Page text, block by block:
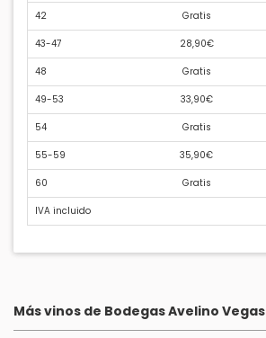
42 Gratis
43-47 28,90€
48 Gratis
49-53 33,90€
54 Gratis
55-59 35,90€
60 Gratis
IVA incluido
Más vinos de Bodegas Avelino Vegas